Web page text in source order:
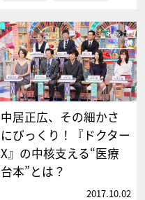
中居正広、その細かさ
にびっくり！『ドクター
X』の中核支える“医療
台本”とは？
2017.10.02